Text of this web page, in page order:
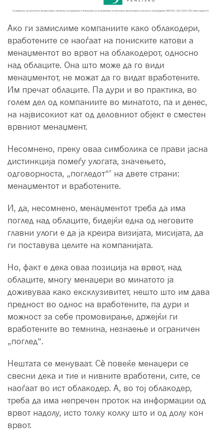
Ако ги замислиме компаниите како облакодери,
вработените се наоѓаат на пониските катови а
менаџментот во врвот на облакодерот, односно
над облаците. Она што може да го види
менаџментот, не можат да го видат вработените.
Им пречат облаците. Па дури и во практика, во
голем дел од компаниите во минатото, па и денес,
на највисокиот кат од деловниот објект е сместен
врвниот менаџмент.
Несомнено, преку оваа симболика се прави јасна
дистинкција помеѓу улогата, значењето,
одговорноста, „погледот“’ на двете страни:
менаџментот и вработените.
И, да, несомнено, менаџментот треба да има
поглед над облаците, бидејќи една од неговите
главни улоги е да ја креира визијата, мисијата, да
ги поставува целите на компанијата.
Но, факт е дека оваа позиција на врвот, над
облаците, многу менаџери во минатото ја
доживуваа како ексклузивитет, нешто што им дава
предност во однос на вработените, па дури и
можност за себе промовирање, држејќи ги
вработените во темнина, незнаење и ограничен
„поглед“.
Нештата се менуваат. Сѐ повеќе менаџери се
свесни дека и тие и нивните вработени, сите, се
наоѓаат во ист облакодер. А, во тој облакодер,
треба да има непречен проток на информации од
врвот надолу, исто толку колку што и од долу кон
врвот.